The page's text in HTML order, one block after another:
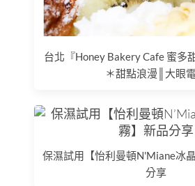
台北『Honey Bakery Cafe 蜜多
＊甜點浪漫║大眼
保濕試用【怡利曼頓N'Miane冰
分享